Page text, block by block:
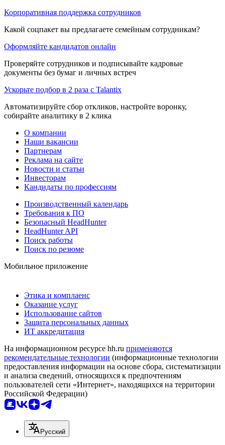
Корпоративная поддержка сотрудников
Какой соцпакет вы предлагаете семейным сотрудникам?
Оформляйте кандидатов онлайн
Проверяйте сотрудников и подписывайте кадровые
документы без бумаг и личных встреч
Ускорьте подбор в 2 раза с Talantix
Автоматизируйте сбор откликов, настройте воронку,
собирайте аналитику в 2 клика
О компании
Наши вакансии
Партнерам
Реклама на сайте
Новости и статьи
Инвесторам
Кандидаты по профессиям
Производственный календарь
Требования к ПО
Безопасный HeadHunter
HeadHunter API
Поиск работы
Поиск по резюме
Мобильное приложение
Этика и комплаенс
Оказание услуг
Использование сайтов
Защита персональных данных
ИТ аккредитация
На информационном ресурсе hh.ru применяются
рекомендательные технологии (информационные технологии
предоставления информации на основе сбора, систематизации
и анализа сведений, относящихся к предпочтениям
пользователей сети «Интернет», находящихся на территории
Российской Федерации)
Русский